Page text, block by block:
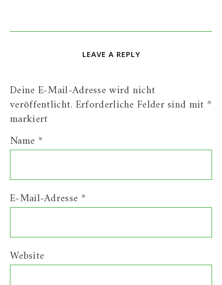
LEAVE A REPLY
Deine E-Mail-Adresse wird nicht
veröffentlicht. Erforderliche Felder sind mit*
markiert
Name *
E-Mail-Adresse *
Website